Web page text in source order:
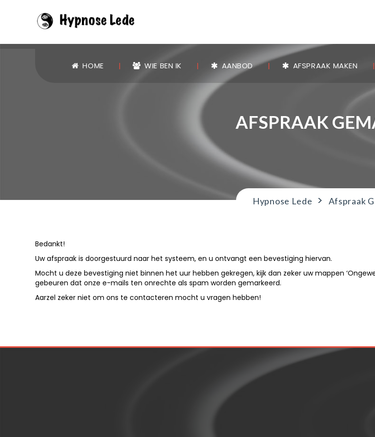
HOME WIE BEN IK AANBOD AFSPRAAK MAKEN
AFSPRAAK
Hypnose Lede > Afspraak
Bedankt!
Uw afspraak is doorgestuurd naar het systeem, en u ontvangt een bevestiging hiervan.
Mocht u deze bevestiging niet binnen het uur hebben gekregen, kijk dan zeker uw mappen
gebeuren dat onze e-mails ten onrechte als spam worden gemarkeerd.
Aarzel zeker niet om ons te contacteren mocht u vragen hebben!